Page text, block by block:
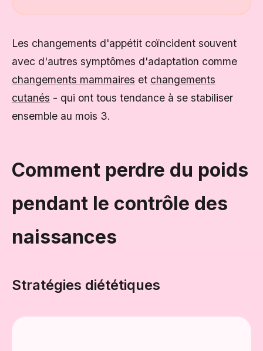
Les changements d'appétit coïncident souvent
avec d'autres symptômes d'adaptation comme
changements mammaires et changements
cutanés - qui ont tous tendance à se stabiliser
ensemble au mois 3.
Comment perdre du poids
pendant le contrôle des
naissances
Stratégies diététiques